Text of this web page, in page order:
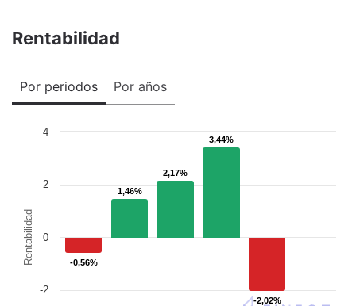
Rentabilidad
Por periodos Por años
Rentabilidad -0,56%
-0,56%
1,46%
1,46%
2,17%
2,17%
3,44%
3,44%
-2,02%
-2,02%
-2
0
2
4